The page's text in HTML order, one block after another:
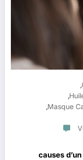
,
,
Masque
,
11 causes